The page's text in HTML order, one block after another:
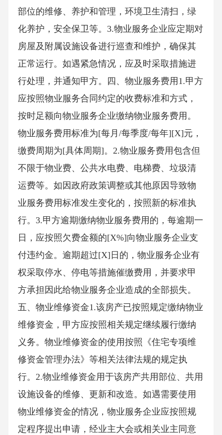
部位的维修、养护和管理，环境卫生清扫，绿
化养护，安全保卫等。3.物业服务企业应定期对
房屋及附属设施设备进行巡查和维护，确保其
正常运行。如遇紧急情况，应及时采取措施进
行处理，并通知甲方。四、物业服务费用1.甲方
应按照物业服务合同约定的收费标准和方式，
按时足额向物业服务企业缴纳物业服务费用。
物业服务费用标准为[每月/每季度/每年][X]元，
缴费周期为[具体周期]。2.物业服务费用包含但
不限于物业费、公共水电费、电梯费、垃圾清
运费等。如因政府政策调整或其他原因导致物
业服务费用标准发生变化的，按照新的标准执
行。3.甲方逾期缴纳物业服务费用的，每逾期一
日，应按照欠费金额的[X%]向物业服务企业支
付违约金。逾期超过[X]日的，物业服务企业有
权采取停水、停电等措施催缴费用，并要求甲
方承担因此给物业服务企业造成的全部损失。
五、物业维修资金1.该房产已按照规定缴纳物业
维修资金，甲方应按照相关规定继续履行缴纳
义务。物业维修资金的使用按照《住宅专项维
修资金管理办法》等相关法律法规的规定执
行。2.物业维修资金用于该房产共用部位、共用
设施设备的维修、更新和改造。如遇需要使用
物业维修资金的情况，物业服务企业应按照规
定程序提出申请，经业主大会或相关业主同意